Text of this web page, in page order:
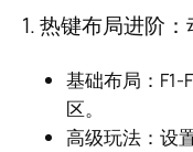
1. 热键布局进阶
基础布局：F1-
区。
高级玩法：设